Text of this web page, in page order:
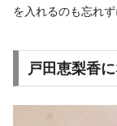
を入れるのも忘れず
戸田恵梨香